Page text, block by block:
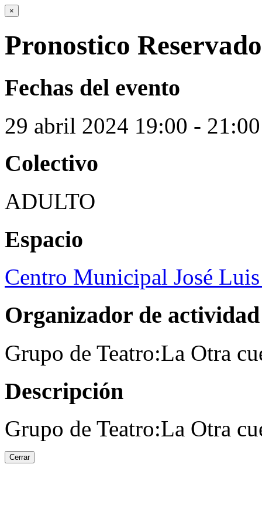
×
Pronostico Reservado
Fechas del evento
29 abril 2024 19:00 - 21:00
Colectivo
ADULTO
Espacio
Centro Municipal José
Organizador de actividad
Grupo de Teatro:La Otra
Descripción
Grupo de Teatro:La Otra
Cerrar